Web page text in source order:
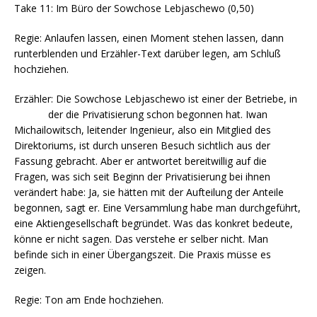
Take 11: Im Büro der Sowchose Lebjaschewo (0,50)
Regie: Anlaufen lassen, einen Moment stehen lassen, dann
runterblenden und Erzähler-Text darüber legen, am Schluß
hochziehen.
Erzähler: Die Sowchose Lebjaschewo ist einer der Betriebe, in
der die Privatisierung schon begonnen hat. Iwan
Michailowitsch, leitender Ingenieur, also ein Mitglied des
Direktoriums, ist durch unseren Besuch sichtlich aus der
Fassung gebracht. Aber er antwortet bereitwillig auf die
Fragen, was sich seit Beginn der Privatisierung bei ihnen
verändert habe: Ja, sie hätten mit der Aufteilung der Anteile
begonnen, sagt er. Eine Versammlung habe man durchgeführt,
eine Aktiengesellschaft begründet. Was das konkret bedeute,
könne er nicht sagen. Das verstehe er selber nicht. Man
befinde sich in einer Übergangszeit. Die Praxis müsse es
zeigen.
Regie: Ton am Ende hochziehen.